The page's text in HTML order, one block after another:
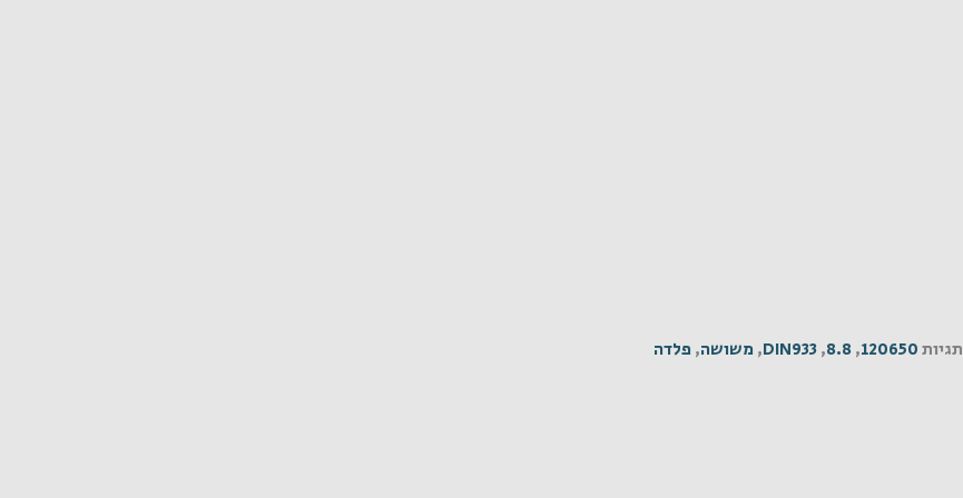
תגיות120650
,
8.8
,
DIN933
, משושה, פלדה